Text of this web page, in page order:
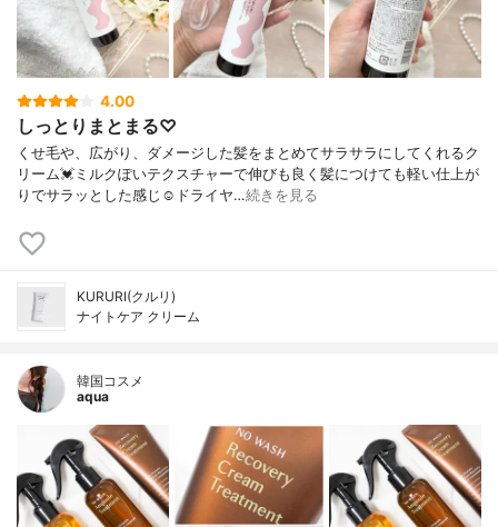
4.00
しっとりまとまる♡
くせ毛や、広がり、ダメージした髪をまとめてサラサラにしてくれるク
リーム💓ミルクぽいテクスチャーで伸びも良く髪につけても軽い仕上が
りでサラッとした感じ☺️ドライヤ…続きを見る
KURURI(クルリ)
ナイトケア クリーム
韓国コスメ
aqua